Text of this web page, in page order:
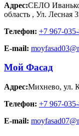
Адрес:СЕЛО
область , Ул. Лесная
Телефон: +7 967-
E-mail:
Мой Фасад
Адрес:Михнево, ул.
Телефон: +7 967-
E-mail: